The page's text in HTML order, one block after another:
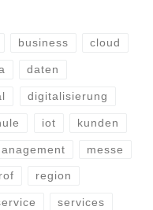
business cloud
daten
digitalisierung
iot kunden
messe
region
services